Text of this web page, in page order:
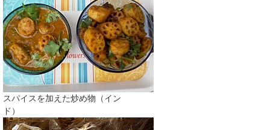
スパイスを加えた炒め物（イン
ド）